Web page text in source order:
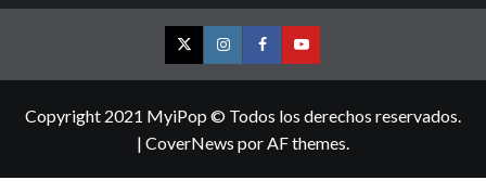
TwitterInstagramFacebookYouTube
Copyright 2021 MyiPop © Todos los derechos reservados.
| CoverNews por AF themes.